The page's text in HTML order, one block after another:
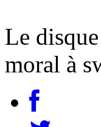
Le
moral à